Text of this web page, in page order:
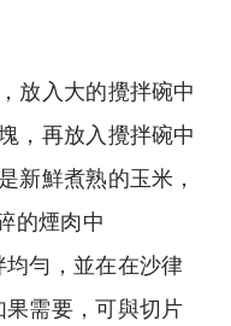
放入大的攪拌碗中
，再放入攪拌碗中
新鮮煮熟的玉米，
的煙肉中
勻，並在在沙律
果需要，可與切片